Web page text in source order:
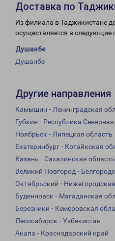
Доставка по
Из филиала в Таджикистане
осуществляется в следующие
Душанбе
Душанбе
Другие направления
Камышин - Ленинградская
Губкин - Республика
Ноябрьск - Липецкая область
Екатеринбург - Котайкская
Казань - Сахалинская область
Великий Новгород -
Октябрьский -
Буденновск - Магаданская
Березники - Кемеровская
Лесосибирск - Узбекистан
Анапа - Краснодарский край